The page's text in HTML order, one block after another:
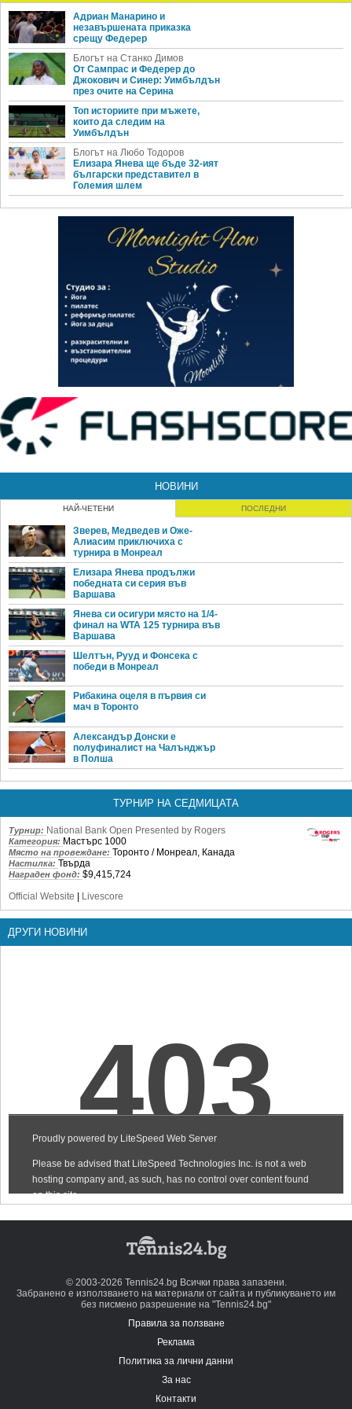
Адриан Манарино и
незавършената приказка
срещу Федерер
Блогът на Станко Димов
От Сампрас и Федерер до
Джокович и Синер: Уимбълдън
през очите на Серина
Топ историите при мъжете,
които да следим на
Уимбълдън
Блогът на Любо Тодоров
Елизара Янева ще бъде 32-ият
български представител в
Големия шлем
НОВИНИ
НАЙ-ЧЕТЕНИ ПОСЛЕДНИ
Зверев, Медведев и Оже-
Алиасим приключиха с
турнира в Монреал
Елизара Янева продължи
победната си серия във
Варшава
Янева си осигури място на 1/4-
финал на WTA 125 турнира във
Варшава
Шелтън, Рууд и Фонсека с
победи в Монреал
Рибакина оцеля в първия си
мач в Торонто
Александър Донски е
полуфиналист на Чалънджър
в Полша
ТУРНИР НА СЕДМИЦАТА
Турнир: National Bank Open Presented by Rogers
Категория: Мастърс 1000
Място на провеждане: Торонто / Монреал, Канада
Настилка: Твърда
Награден фонд: $9,415,724
Official Website | Livescore
ДРУГИ НОВИНИ
© 2003-2026 Tennis24.bg Всички права запазени.
Забранено е използването на материали от сайта и публикуването им
без писмено разрешение на "Tennis24.bg"
Правила за ползване
Реклама
Политика за лични данни
За нас
Контакти